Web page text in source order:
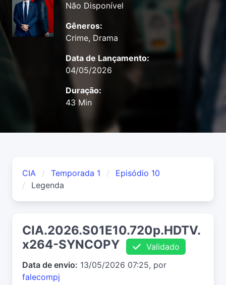
Não Disponível
Gêneros:
Crime, Drama
Data de Lançamento:
04/05/2026
Duração:
43 Min
CIA Temporada 1
Episódio 10
Legenda
CIA.2026.S01E10.720p.HDTV.
x264-SYNCOPY
Validado
Data de envio: 13/05/2026 07:25, por
falecompj